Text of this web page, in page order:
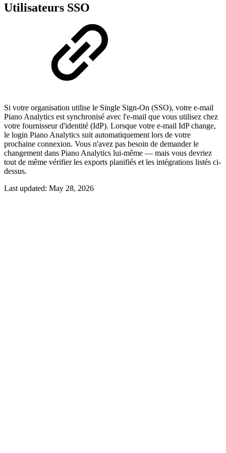
Utilisateurs SSO
Si votre organisation utilise le Single Sign-On (SSO), votre e-mail
Piano Analytics est synchronisé avec l'e-mail que vous utilisez chez
votre fournisseur d'identité (IdP). Lorsque votre e-mail IdP change,
le login Piano Analytics suit automatiquement lors de votre
prochaine connexion. Vous n'avez pas besoin de demander le
changement dans Piano Analytics lui-même — mais vous devriez
tout de même vérifier les exports planifiés et les intégrations listés ci-
dessus.
Last updated: May 28, 2026